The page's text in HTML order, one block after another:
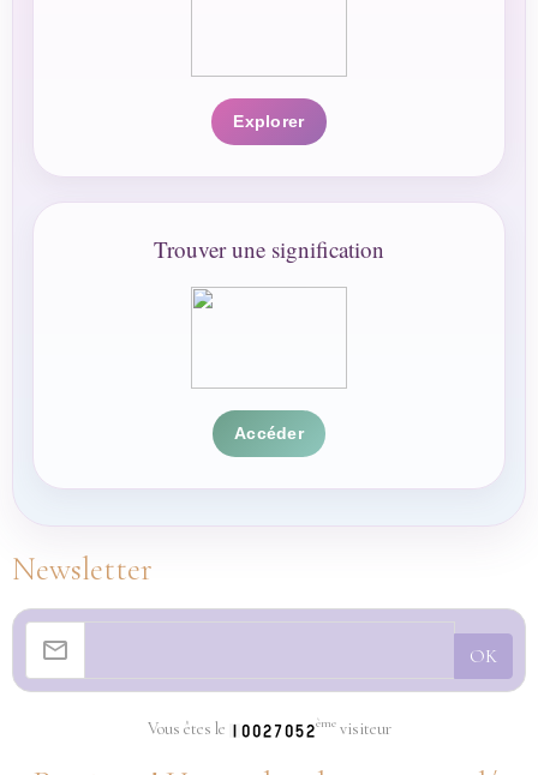
Explorer
Trouver une signification
Accéder
Newsletter
OK
Vous êtes le èmevisiteur